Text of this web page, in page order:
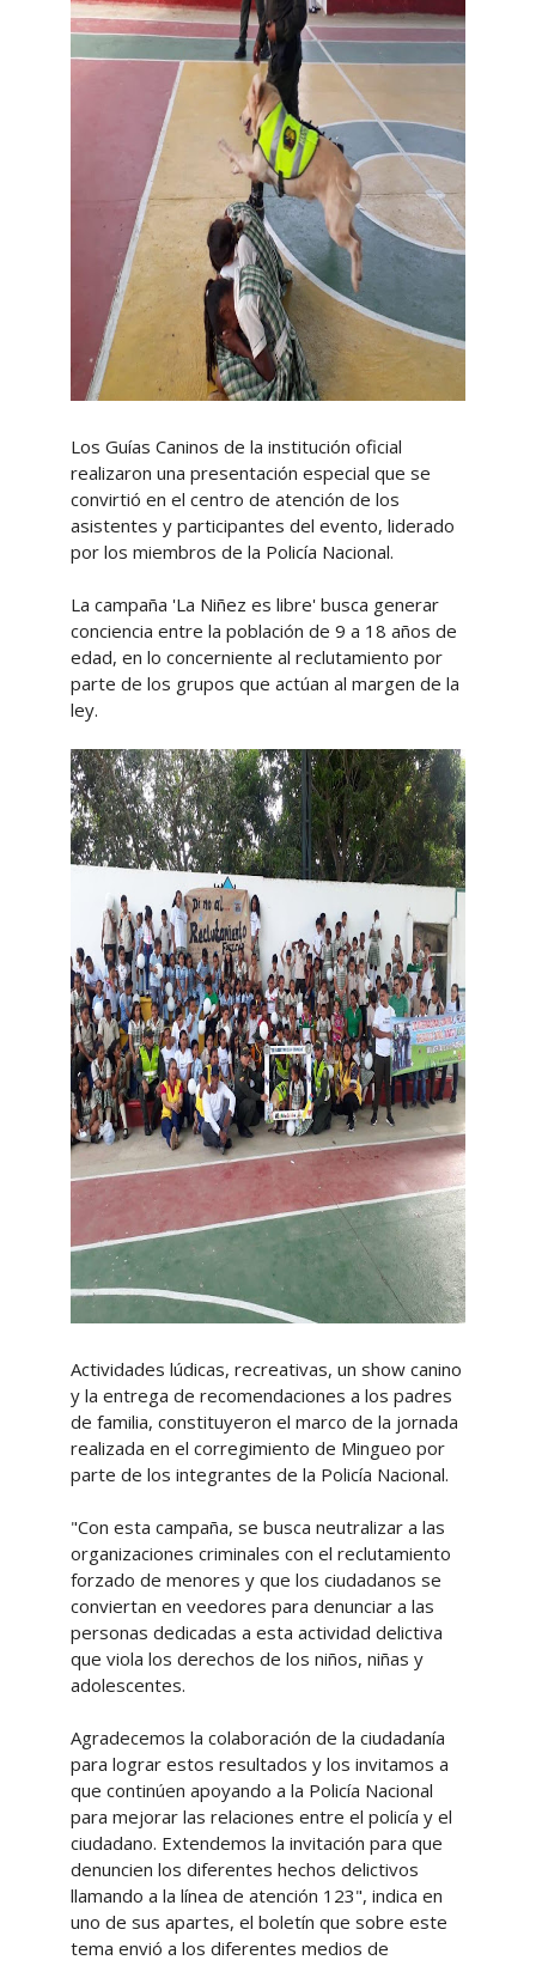
Los Guías Caninos de la institución oficial
realizaron una presentación especial que se
convirtió en el centro de atención de los
asistentes y participantes del evento, liderado
por los miembros de la Policía Nacional.
La campaña 'La Niñez es libre' busca generar
conciencia entre la población de 9 a 18 años de
edad, en lo concerniente al reclutamiento por
parte de los grupos que actúan al margen de la
ley.
Actividades lúdicas, recreativas, un show canino
y la entrega de recomendaciones a los padres
de familia, constituyeron el marco de la jornada
realizada en el corregimiento de Mingueo por
parte de los integrantes de la Policía Nacional.
"Con esta campaña, se busca neutralizar a las
organizaciones criminales con el reclutamiento
forzado de menores y que los ciudadanos se
conviertan en veedores para denunciar a las
personas dedicadas a esta actividad delictiva
que viola los derechos de los niños, niñas y
adolescentes.
Agradecemos la colaboración de la ciudadanía
para lograr estos resultados y los invitamos a
que continúen apoyando a la Policía Nacional
para mejorar las relaciones entre el policía y el
ciudadano. Extendemos la invitación para que
denuncien los diferentes hechos delictivos
llamando a la línea de atención 123", indica en
uno de sus apartes, el boletín que sobre este
tema envió a los diferentes medios de